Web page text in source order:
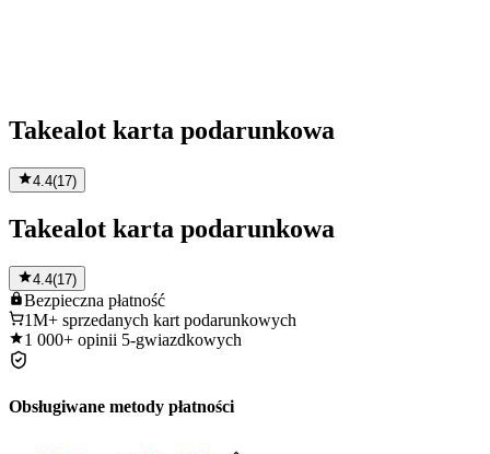
Takealot karta podarunkowa
4.4(17)
Takealot karta podarunkowa
4.4(17)
Bezpieczna płatność
1M+ sprzedanych kart podarunkowych
1 000+ opinii 5-gwiazdkowych
Obsługiwane metody płatności